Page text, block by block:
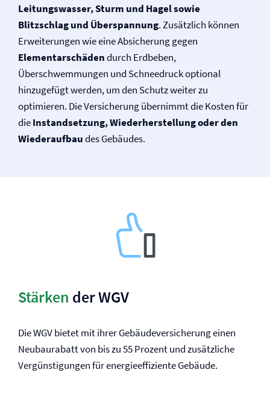
Leitungswasser, Sturm und Hagel sowie
Blitzschlag und Überspannung. Zusätzlich können
Erweiterungen wie eine Absicherung gegen
Elementarschädendurch Erdbeben,
Überschwemmungen und Schneedruck optional
hinzugefügt werden, um den Schutz weiter zu
optimieren. Die Versicherung übernimmt die Kosten für
dieInstandsetzung, Wiederherstellung oder den
Wiederaufbaudes Gebäudes.
Stärken der WGV
Die WGV bietet mit ihrer Gebäude­versicherung einen
Neubaurabatt von bis zu 55 Prozent und zusätzliche
Vergünstigungen für energieeffiziente Gebäude.